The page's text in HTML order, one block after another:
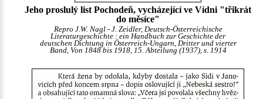
Jeho proslulý list Pochodeň, vycházející ve Vídni "třikrát
do měsíce"
Repro J.W. Nagl - J. Zeidler, Deutsch-Österreichische
Literaturgeschichte : ein Handbuch zur Geschichte der
deutschen Dichtung in Österreich-Ungarn, Dritter und vierter
Band, Von 1848 bis 1918, 15. Abteilung (1937), s. 1914